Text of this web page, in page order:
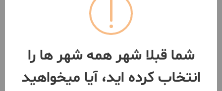
واحد 69 متری دو خوابه
تهران
مبلغ
7,700,000,000 تومان
1 ماه پیش 091053***67
شما قبلا شهر همه شهر ها را
انتخاب کرده اید، آیا میخواهید